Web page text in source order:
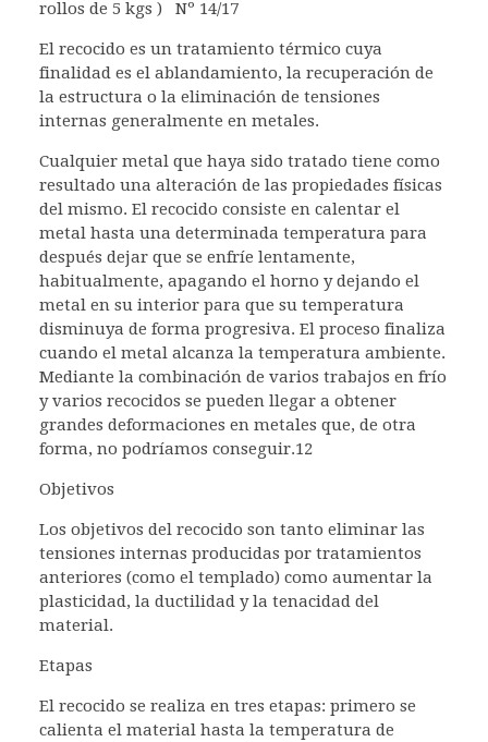
rollos de 5 kgs ) Nº 14/17
El recocido es un tratamiento térmico cuya
finalidad es el ablandamiento, la recuperación de
la estructura o la eliminación de tensiones
internas generalmente en metales.
Cualquier metal que haya sido tratado tiene como
resultado una alteración de las propiedades físicas
del mismo. El recocido consiste en calentar el
metal hasta una determinada temperatura para
después dejar que se enfríe lentamente,
habitualmente, apagando el horno y dejando el
metal en su interior para que su temperatura
disminuya de forma progresiva. El proceso finaliza
cuando el metal alcanza la temperatura ambiente.
Mediante la combinación de varios trabajos en frío
y varios recocidos se pueden llegar a obtener
grandes deformaciones en metales que, de otra
forma, no podríamos conseguir.1​2​
Objetivos
Los objetivos del recocido son tanto eliminar las
tensiones internas producidas por tratamientos
anteriores (como el templado) como aumentar la
plasticidad, la ductilidad y la tenacidad del
material.
Etapas
El recocido se realiza en tres etapas: primero se
calienta el material hasta la temperatura de